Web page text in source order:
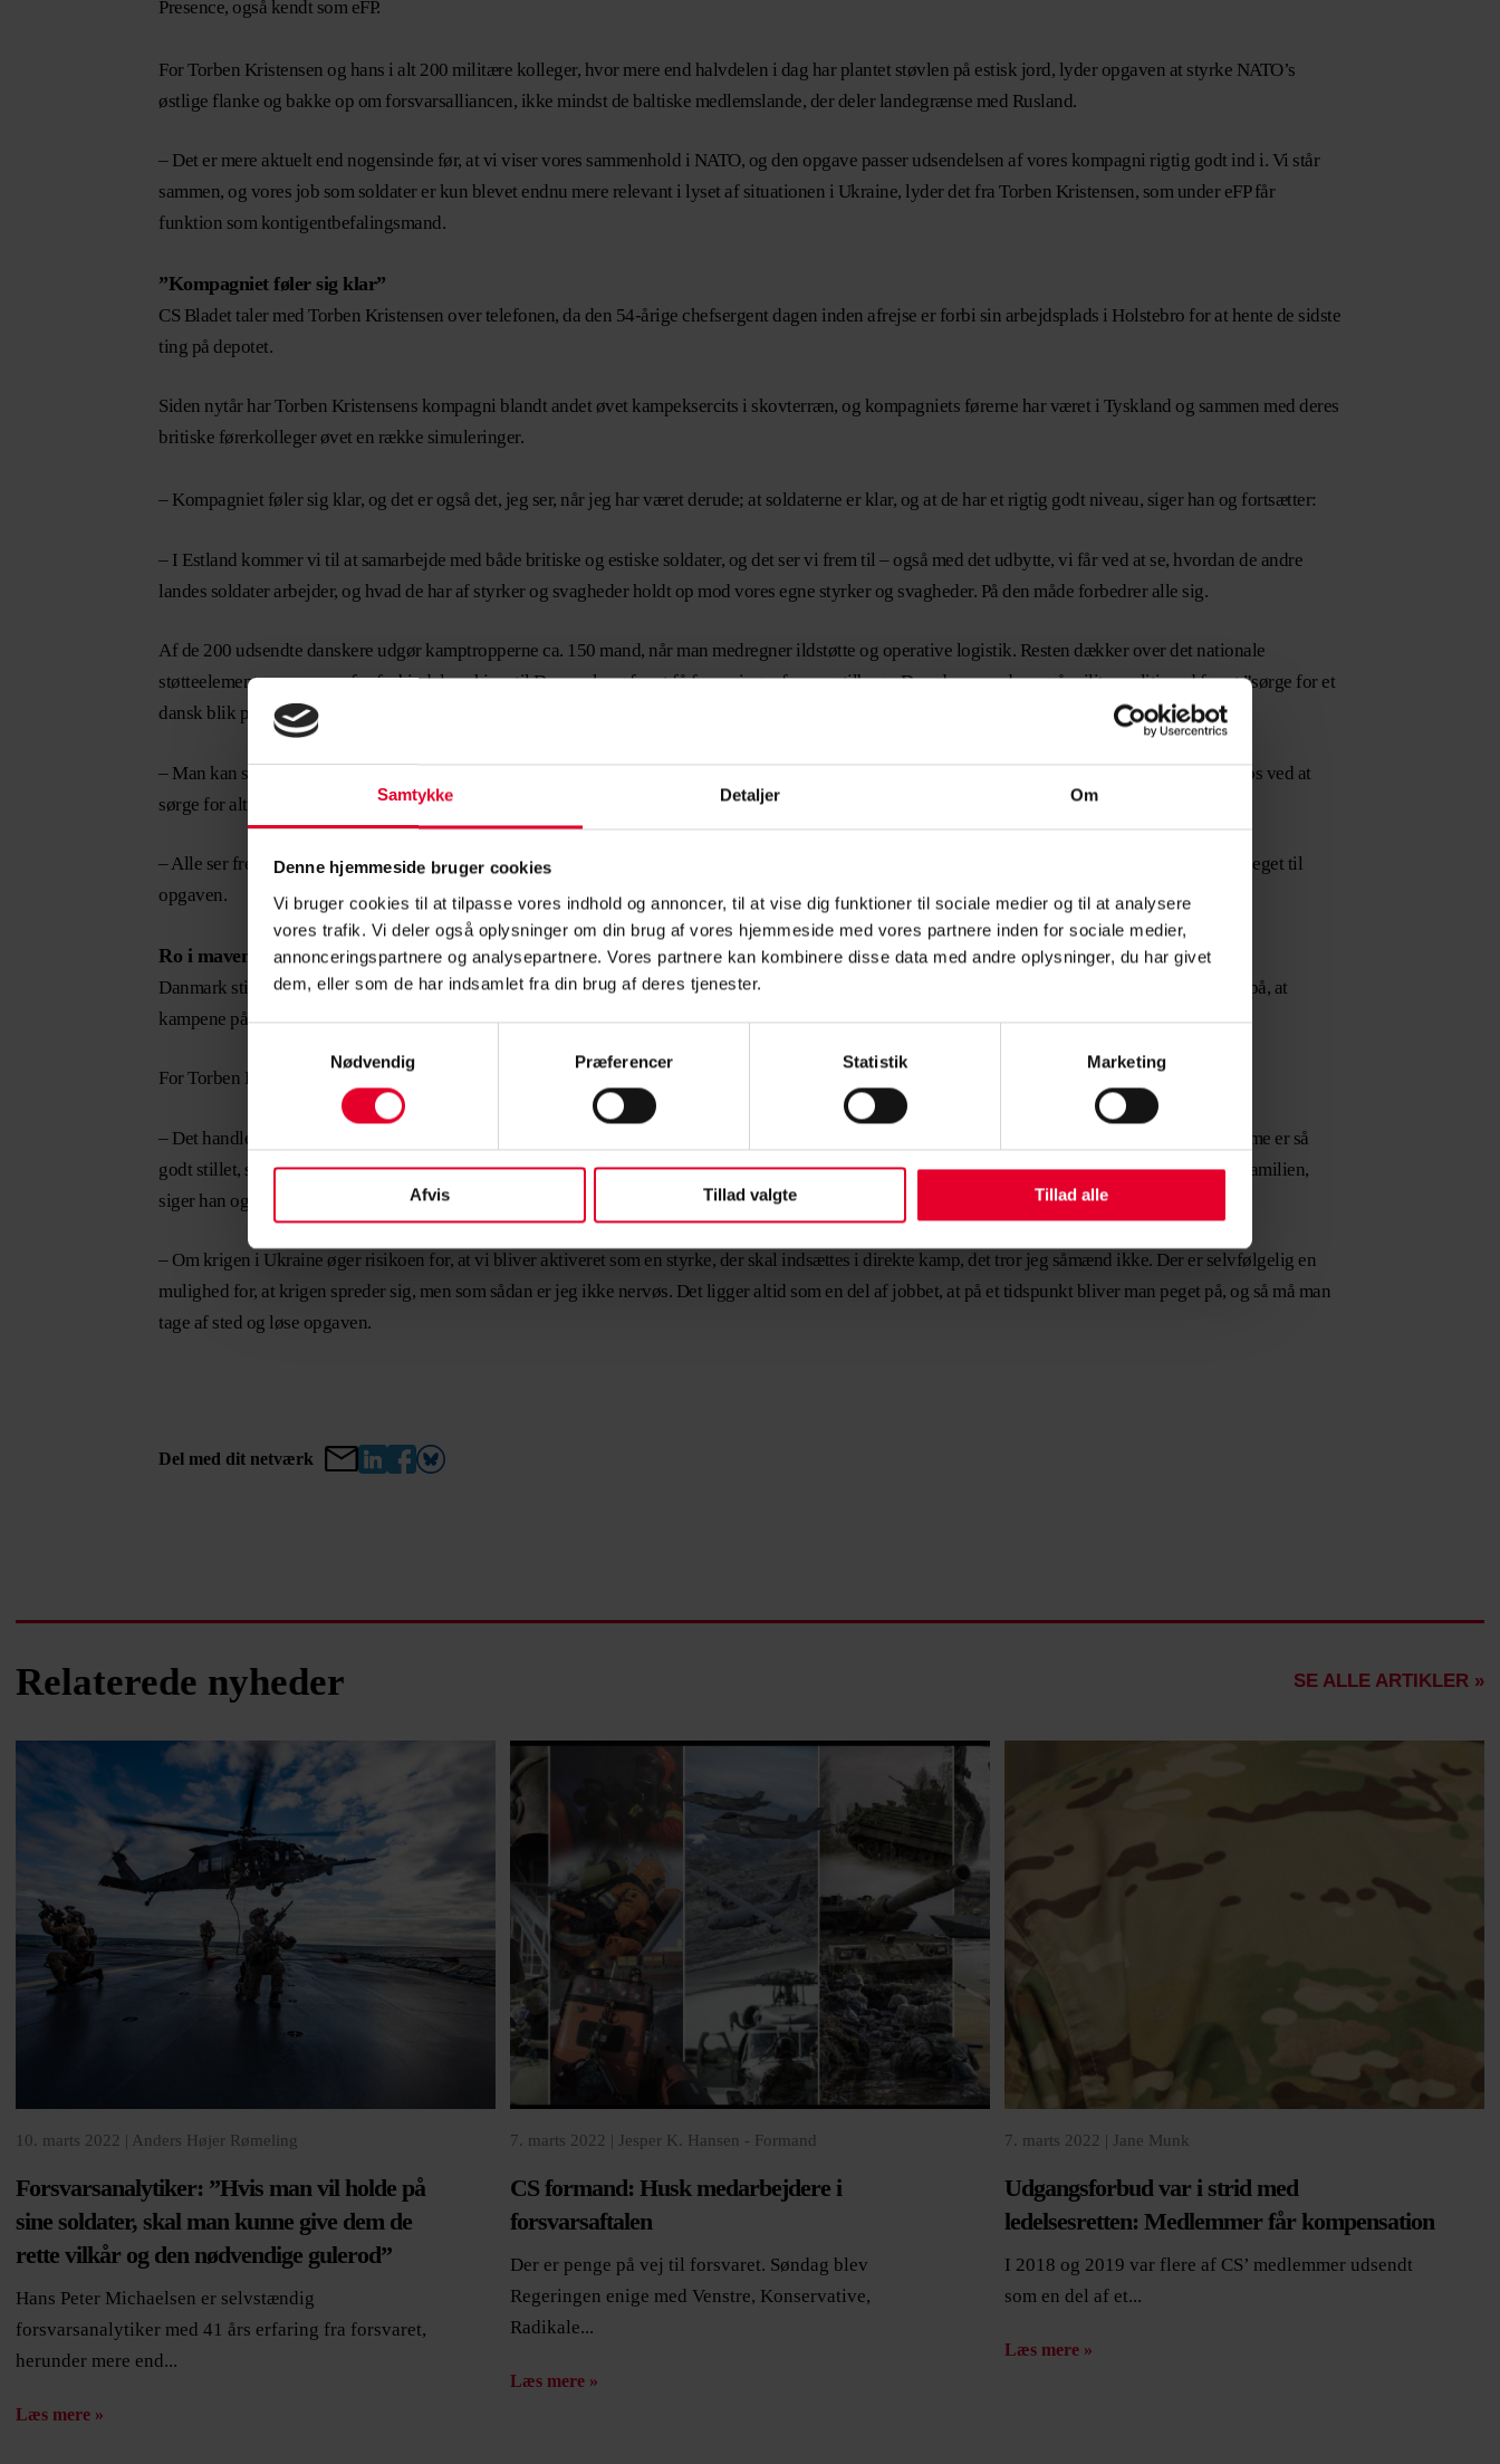
Samtykke Detaljer Om
Denne hjemmeside bruger cookies
Vi bruger cookies til at tilpasse vores indhold og annoncer, til at vise dig funktioner til sociale medier og til at analysere
vores trafik. Vi deler også oplysninger om din brug af vores hjemmeside med vores partnere inden for sociale medier,
annonceringspartnere og analysepartnere. Vores partnere kan kombinere disse data med andre oplysninger, du har givet
dem, eller som de har indsamlet fra din brug af deres tjenester.
Nødvendig
Præferencer Statistik Marketing
Afvis Tillad valgte Tillad alle
Presence, også kendt som eFP.
For Torben Kristensen og hans i alt 200 militære kolleger, hvor mere end halvdelen i dag har plantet støvlen på estisk jord, lyder opgaven at styrke NATO’s
østlige flanke og bakke op om forsvarsalliancen, ikke mindst de baltiske medlemslande, der deler landegrænse med Rusland.
– Det er mere aktuelt end nogensinde før, at vi viser vores sammenhold i NATO, og den opgave passer udsendelsen af vores kompagni rigtig godt ind i. Vi står
sammen, og vores job som soldater er kun blevet endnu mere relevant i lyset af situationen i Ukraine, lyder det fra Torben Kristensen, som under eFP får
funktion som kontigentbefalingsmand.
”Kompagniet føler sig klar”
CS Bladet taler med Torben Kristensen over telefonen, da den 54-årige chefsergent dagen inden afrejse er forbi sin arbejdsplads i Holstebro for at hente de sidste
ting på depotet.
Siden nytår har Torben Kristensens kompagni blandt andet øvet kampeksercits i skovterræn, og kompagniets førerne har været i Tyskland og sammen med deres
britiske førerkolleger øvet en række simuleringer.
– Kompagniet føler sig klar, og det er også det, jeg ser, når jeg har været derude; at soldaterne er klar, og at de har et rigtig godt niveau, siger han og fortsætter:
– I Estland kommer vi til at samarbejde med både britiske og estiske soldater, og det ser vi frem til – også med det udbytte, vi får ved at se, hvordan de andre
landes soldater arbejder, og hvad de har af styrker og svagheder holdt op mod vores egne styrker og svagheder. På den måde forbedrer alle sig.
Af de 200 udsendte danskere udgør kamptropperne ca. 150 mand, når man medregner ildstøtte og operative logistik. Resten dækker over det nationale
støtteelement, som sørger for forbindelsen hjem til Danmark og for at få forsyninger frem og tilbage. Derudover er der også militærpoliti med for at ”sørge for et
dansk blik på, hvis der skulle opstå nogle episoder,” fortæller Torben Kristensen:
– Man kan se det som, at hovedparten af det danske bidrag indgår i den britiske kampgruppe, og så danner vores andre kolleger en skærm rundt om os ved at
sørge for alt fra den nationale logistik og kontakt til posttjeneste, leave-planlægning og rejsebestillinger.
– Alle ser frem til at komme af sted. Der er selvfølgelig afskeden nu her, som altid er den svære del, men alle har set frem til det lige siden, vi blev udpeget til
opgaven.
Ro i maven
Danmark stillede senest i 2020 med styrker til eFP, men denne gang er det alligevel anderledes. En varm krig raser på europæisk jord, og frygten går på, at
kampene på en eller anden måde kan trække NATO-landene direkte ind i krigen.
For Torben Kristesen, der før har været udsendt til Balkan og Afghanistan, er turen til Estland dog ikke meget anderledes:
– Det handler om at have ro i maven og have styr på det derhjemme. Man skal sørge for, at tingene er løst og taget hånd om, så man ved, at dem hjemme er så
godt stillet, som de kan være, så de egentlig kun skal håndtere afsavnet. Når man har været af sted flere gange, ved man godt, hvordan det bliver for familien,
siger han og afslutter:
– Om krigen i Ukraine øger risikoen for, at vi bliver aktiveret som en styrke, der skal indsættes i direkte kamp, det tror jeg såmænd ikke. Der er selvfølgelig en
mulighed for, at krigen spreder sig, men som sådan er jeg ikke nervøs. Det ligger altid som en del af jobbet, at på et tidspunkt bliver man peget på, og så må man
tage af sted og løse opgaven.
Del med dit netværk
Relaterede nyheder SE ALLE ARTIKLER »
10. marts 2022 | Anders Højer Rømeling
Forsvarsanalytiker: ”Hvis man vil holde på
sine soldater, skal man kunne give dem de
rette vilkår og den nødvendige gulerod”
Hans Peter Michaelsen er selvstændig
forsvarsanalytiker med 41 års erfaring fra forsvaret,
herunder mere end...
Læs mere »
7. marts 2022 | Jesper K. Hansen - Formand
CS formand: Husk medarbejdere i
forsvarsaftalen
Der er penge på vej til forsvaret. Søndag blev
Regeringen enige med Venstre, Konservative,
Radikale...
Læs mere »
7. marts 2022 | Jane Munk
Udgangsforbud var i strid med
ledelsesretten: Medlemmer får kompensation
I 2018 og 2019 var flere af CS’ medlemmer udsendt
som en del af et...
Læs mere »